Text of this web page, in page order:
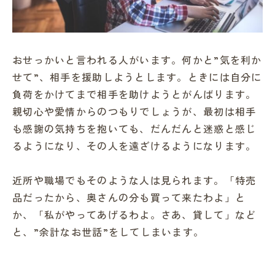
おせっかいと言われる人がいます。何かと”気を利か
せて”、相手を援助しようとします。ときには自分に
負荷をかけてまで相手を助けようとがんばります。
親切心や愛情からのつもりでしょうが、最初は相手
も感謝の気持ちを抱いても、だんだんと迷惑と感じ
るようになり、その人を遠ざけるようになります。
近所や職場でもそのような人は見られます。「特売
品だったから、奥さんの分も買って来たわよ」と
か、「私がやってあげるわよ。さあ、貸して」など
と、”余計なお世話”をしてしまいます。